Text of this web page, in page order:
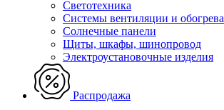
Светотехника
Системы вентиляции и обогрева
Солнечные панели
Щиты, шкафы, шинопровод
Электроустановочные изделия
Распродажа